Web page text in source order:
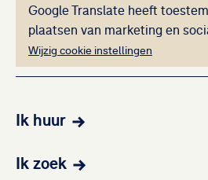
Google Translate heeft
plaatsen van marketing en
Wijzig cookie instellingen
Ik huur
Ik zoek